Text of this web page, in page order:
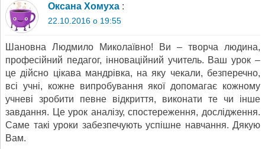
Оксана Хомуха :
22.10.2016 о 19:55
Шановна Людмило Миколаївно! Ви – творча людина,
професійний педагог, інноваційний учитель. Ваш урок –
це дійсно цікава мандрівка, на яку чекали, безперечно,
всі учні, кожне випробування якої допомагає кожному
учневі зробити певне відкриття, виконати те чи інше
завдання. Це урок аналізу, спостереження, дослідження.
Саме такі уроки забезпечують успішне навчання. Дякую
Вам.